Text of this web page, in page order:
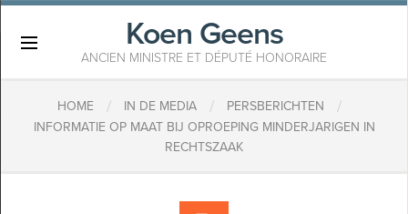
Koen Geens
ANCIEN MINISTRE ET DÉPUTÉ HONORAIRE
HOME / IN DE MEDIA / PERSBERICHTEN /
​INFORMATIE OP MAAT BIJ OPROEPING MINDERJARIGEN IN
RECHTSZAAK